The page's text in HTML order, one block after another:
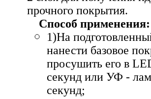
прочного покрытия.
Способ применения:
1)На
нанести базовое
просушить его в
секунд или УФ -
секунд;